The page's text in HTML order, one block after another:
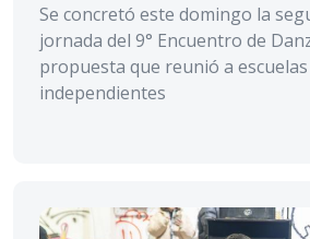
Se concretó este domingo la
jornada del 9° Encuentro de
propuesta que reunió a
independientes